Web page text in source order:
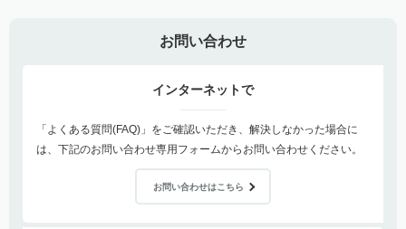
お問い合わせ
インターネットで
「よくある質問(FAQ)」をご確認いただき、解決しなかった場合に
は、下記のお問い合わせ専用フォームからお問い合わせください。
お問い合わせはこちら